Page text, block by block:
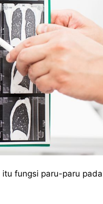
fungsi paru-paru pada